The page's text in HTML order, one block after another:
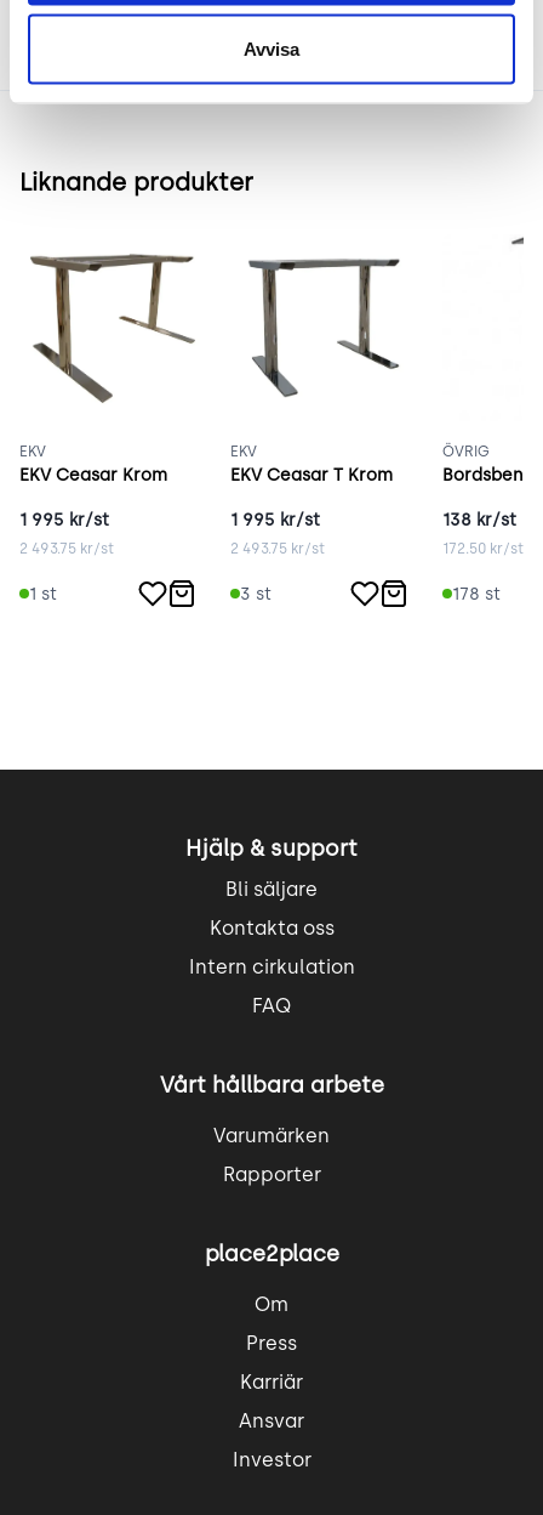
Avvisa
Liknande produkter
EKV
EKV Ceasar Krom
1 995 kr/st
2 493.75 kr/st
1 st
EKV
EKV Ceasar T Krom
1 995 kr/st
2 493.75 kr/st
3 st
ÖVRIG
Bordsben
138kr/st
172.50kr/st
178 st
Hjälp & support
Bli säljare
Kontakta oss
Intern cirkulation
FAQ
Vårt hållbara arbete
Varumärken
Rapporter
place2place
Om
Press
Karriär
Ansvar
Investor